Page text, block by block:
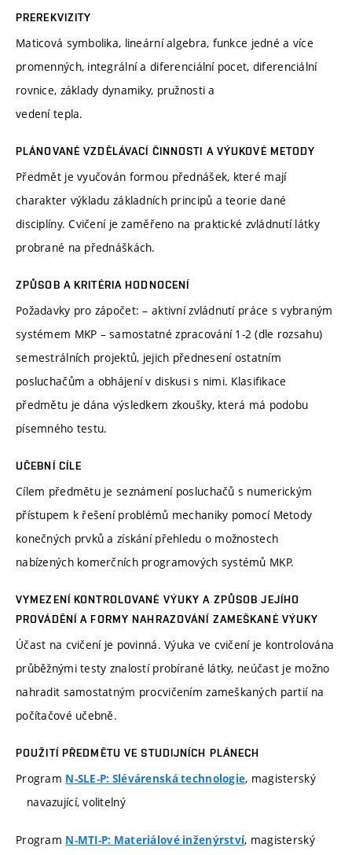
PREREKVIZITY
Maticová symbolika, lineární algebra, funkce jedné a více
promenných, integrální a diferenciální pocet, diferenciální
rovnice, základy dynamiky, pružnosti a
vedení tepla.
PLÁNOVANÉ VZDĚLÁVACÍ ČINNOSTI A VÝUKOVÉ METODY
Předmět je vyučován formou přednášek, které mají
charakter výkladu základních principů a teorie dané
disciplíny. Cvičení je zaměřeno na praktické zvládnutí látky
probrané na přednáškách.
ZPŮSOB A KRITÉRIA HODNOCENÍ
Požadavky pro zápočet: – aktivní zvládnutí práce s vybraným
systémem MKP – samostatné zpracování 1-2 (dle rozsahu)
semestrálních projektů, jejich přednesení ostatním
posluchačům a obhájení v diskusi s nimi. Klasifikace
předmětu je dána výsledkem zkoušky, která má podobu
písemného testu.
UČEBNÍ CÍLE
Cílem předmětu je seznámení posluchačů s numerickým
přístupem k řešení problémů mechaniky pomocí Metody
konečných prvků a získání přehledu o možnostech
nabízených komerčních programových systémů MKP.
VYMEZENÍ KONTROLOVANÉ VÝUKY A ZPŮSOB JEJÍHO
PROVÁDĚNÍ A FORMY NAHRAZOVÁNÍ ZAMEŠKANÉ VÝUKY
Účast na cvičení je povinná. Výuka ve cvičení je kontrolována
průběžnými testy znalostí probírané látky, neúčast je možno
nahradit samostatným procvičením zameškaných partií na
počítačové učebně.
POUŽITÍ PŘEDMĚTU VE STUDIJNÍCH PLÁNECH
Program N-SLE-P: Slévárenská technologie, magisterský
navazující, volitelný
Program N-MTI-P: Materiálové inženýrství, magisterský